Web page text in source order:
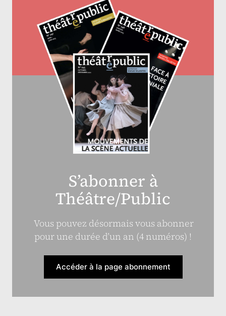
S’abonner à
Théâtre/Public
Vous pouvez désormais vous abonner
pour une durée d’un an (4 numéros) !
Accéder à la page abonnement